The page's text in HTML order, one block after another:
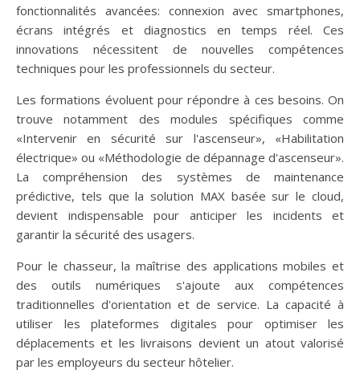
fonctionnalités avancées: connexion avec smartphones,
écrans intégrés et diagnostics en temps réel. Ces
innovations nécessitent de nouvelles compétences
techniques pour les professionnels du secteur.
Les formations évoluent pour répondre à ces besoins. On
trouve notamment des modules spécifiques comme
«Intervenir en sécurité sur l'ascenseur», «Habilitation
électrique» ou «Méthodologie de dépannage d'ascenseur».
La compréhension des systèmes de maintenance
prédictive, tels que la solution MAX basée sur le cloud,
devient indispensable pour anticiper les incidents et
garantir la sécurité des usagers.
Pour le chasseur, la maîtrise des applications mobiles et
des outils numériques s'ajoute aux compétences
traditionnelles d'orientation et de service. La capacité à
utiliser les plateformes digitales pour optimiser les
déplacements et les livraisons devient un atout valorisé
par les employeurs du secteur hôtelier.